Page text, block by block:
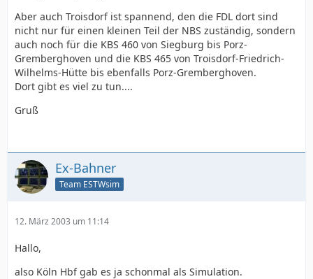
Aber auch Troisdorf ist spannend, den die FDL dort sind
nicht nur für einen kleinen Teil der NBS zuständig, sondern
auch noch für die KBS 460 von Siegburg bis Porz-
Gremberghoven und die KBS 465 von Troisdorf-Friedrich-
Wilhelms-Hütte bis ebenfalls Porz-Gremberghoven.
Dort gibt es viel zu tun....
Gruß
Ex-Bahner
Team ESTWsim
12. März 2003 um 11:14
Hallo,
also Köln Hbf gab es ja schonmal als Simulation.